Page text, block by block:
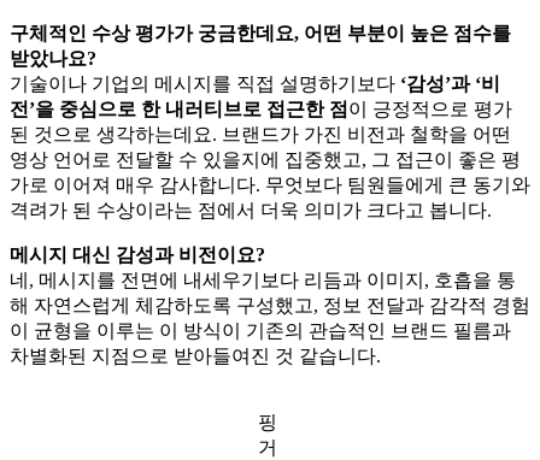
구체적인 수상 평가가 궁금한데요, 어떤 부분이 높은 점수를
받았나요?
기술이나 기업의 메시지를 직접 설명하기보다 ‘감성’과 ‘비
전’을 중심으로 한 내러티브로 접근한 점 이 긍정적으로 평가
된 것으로 생각하는데요. 브랜드가 가진 비전과 철학을 어떤
영상 언어로 전달할 수 있을지에 집중했고, 그 접근이 좋은 평
가로 이어져 매우 감사합니다. 무엇보다 팀원들에게 큰 동기와
격려가 된 수상이라는 점에서 더욱 의미가 크다고 봅니다.
메시지 대신 감성과 비전이요?
네, 메시지를 전면에 내세우기보다 리듬과 이미지, 호흡을 통
해 자연스럽게 체감하도록 구성했고, 정보 전달과 감각적 경험
이 균형을 이루는 이 방식이 기존의 관습적인 브랜드 필름과
차별화된 지점으로 받아들여진 것 같습니다.
핑
거